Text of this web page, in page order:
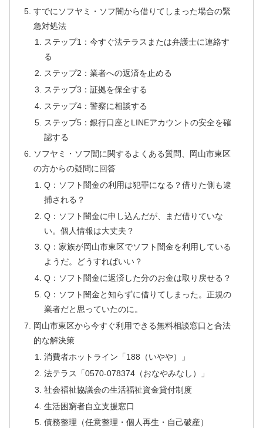
すでにソフヤミ・ソフ闇から借りてしまった場合の緊
急対処法
ステップ1：今すぐ法テラスまたは弁護士に連絡す
る
ステップ2：業者への返済を止める
ステップ3：証拠を保全する
ステップ4：警察に相談する
ステップ5：銀行口座とLINEアカウントの安全を確
認する
ソフヤミ・ソフ闇に関するよくある質問、岡山市東区
の方からの疑問に回答
Q：ソフト闇金の利用は犯罪になる？借りた側も逮
捕される？
Q：ソフト闇金に申し込んだが、まだ借りていな
い。個人情報は大丈夫？
Q：家族が岡山市東区でソフト闇金を利用している
ようだ。どうすればいい？
Q：ソフト闇金に返済した分のお金は取り戻せる？
Q：ソフト闇金と知らずに借りてしまった。正規の
業者だと思っていたのに。
岡山市東区から今すぐ利用できる無料相談窓口と合法
的な解決策
消費者ホットライン「188（いやや）」
法テラス「0570-078374（おなやみなし）」
社会福祉協議会の生活福祉資金貸付制度
生活困窮者自立支援窓口
債務整理（任意整理・個人再生・自己破産）